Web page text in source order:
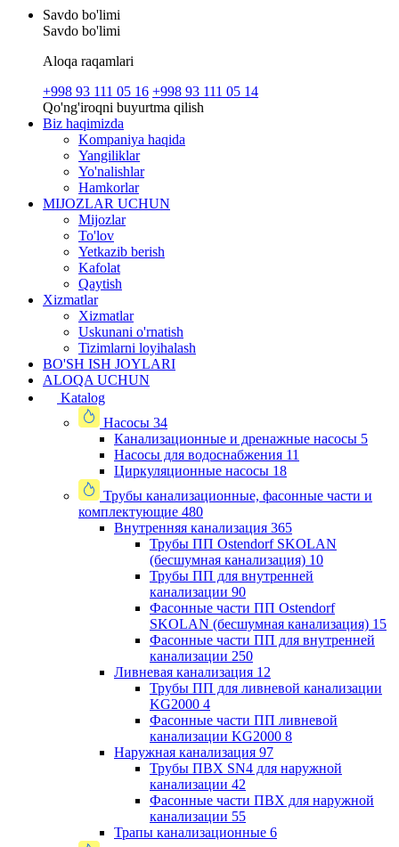
Savdo bo'limi
Savdo bo'limi
Aloqa raqamlari
+998 93 111 05 16 +998 93 111 05 14
Qo'ng'iroqni buyurtma qilish
Biz haqimizda
Kompaniya haqida
Yangiliklar
Yo'nalishlar
Hamkorlar
MIJOZLAR UCHUN
Mijozlar
To'lov
Yetkazib berish
Kafolat
Qaytish
Xizmatlar
Xizmatlar
Uskunani o'rnatish
Tizimlarni loyihalash
BO'SH ISH JOYLARI
ALOQA UCHUN
Katalog
Насосы 34
Канализационные и дренажные насосы 5
Насосы для водоснабжения 11
Циркуляционные насосы 18
Трубы канализационные, фасонные части и
комплектующие 480
Внутренняя канализация 365
Трубы ПП Ostendorf SKOLAN
(бесшумная канализация) 10
Трубы ПП для внутренней
канализации 90
Фасонные части ПП Ostendorf
SKOLAN (бесшумная канализация) 15
Фасонные части ПП для внутренней
канализации 250
Ливневая канализация 12
Трубы ПП для ливневой канализации
KG2000 4
Фасонные части ПП ливневой
канализации KG2000 8
Наружная канализация 97
Трубы ПВХ SN4 для наружной
канализации 42
Фасонные части ПВХ для наружной
канализации 55
Трапы канализационные 6